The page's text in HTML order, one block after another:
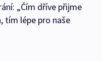
„Čím dříve přijme
tím lépe pro naše